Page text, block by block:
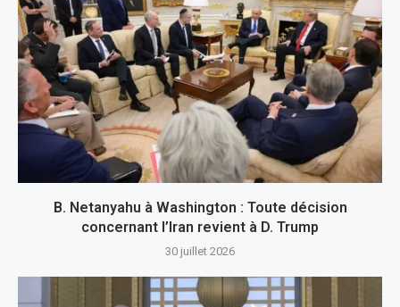
B. Netanyahu à Washington : Toute décision
concernant l’Iran revient à D. Trump
30 juillet 2026